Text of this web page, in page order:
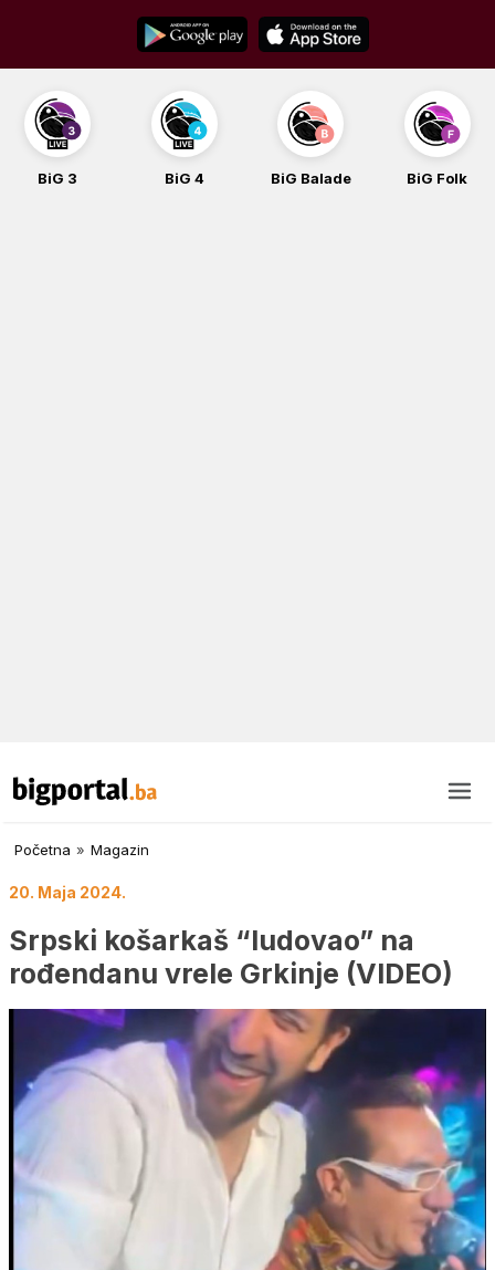
content
BiG 3 BiG 4 BiG Balade BiG Folk
Početna » Magazin
20. Maja 2024.
Srpski košarkaš “ludovao” na
rođendanu vrele Grkinje (VIDEO)